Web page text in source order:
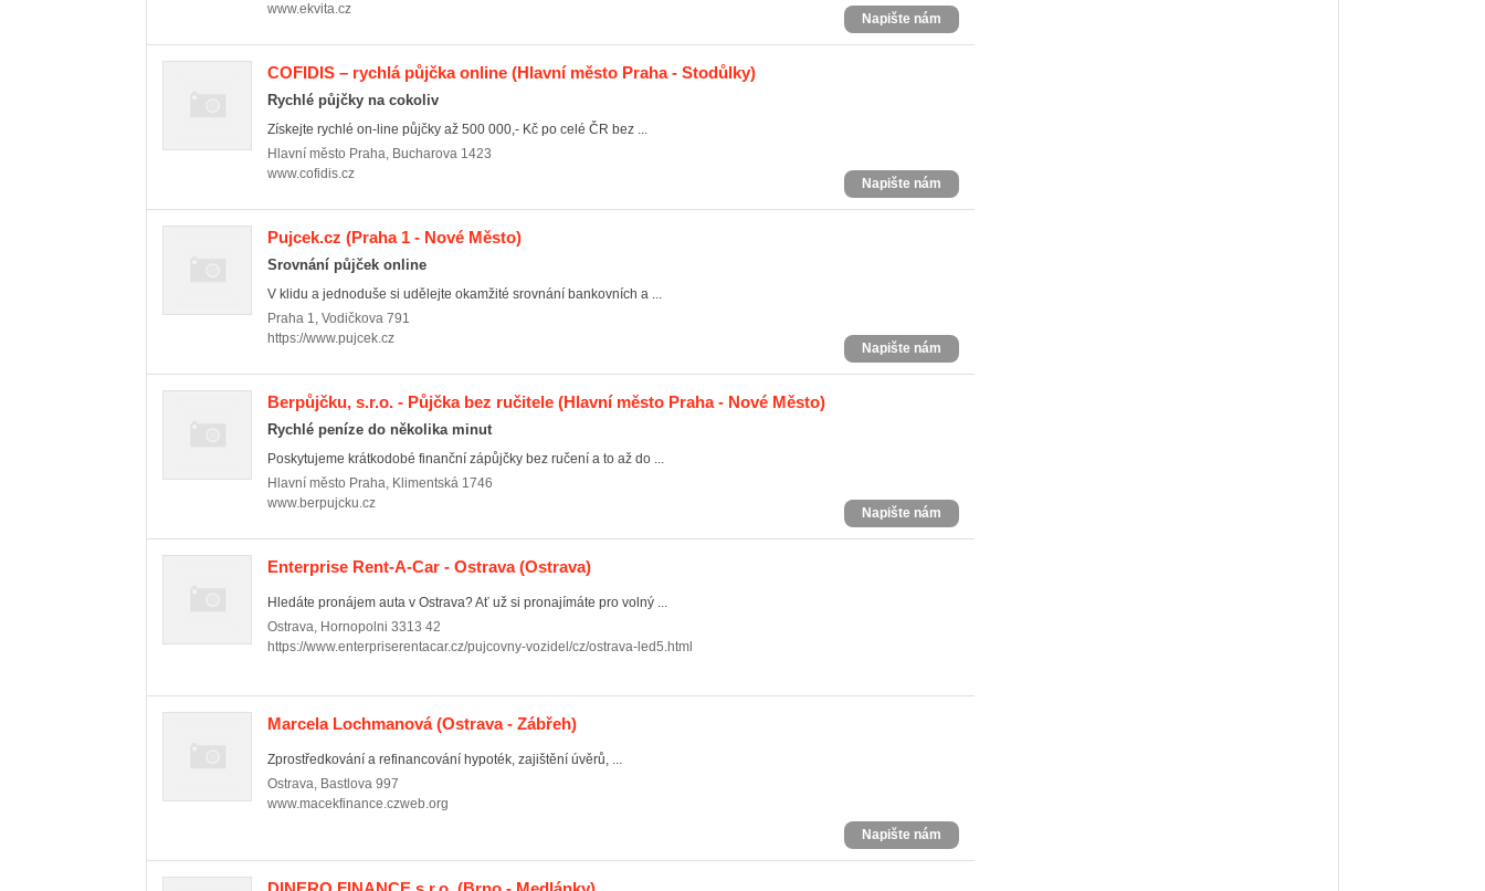
www.ekvita.cz
Napište nám
COFIDIS – rychlá půjčka online (Hlavní město Praha - Stodůlky)
Rychlé půjčky na cokoliv
Získejte rychlé on-line půjčky až 500 000,- Kč po celé ČR bez ...
Hlavní město Praha, Bucharova 1423
www.cofidis.cz
Napište nám
Pujcek.cz (Praha 1 - Nové Město)
Srovnání půjček online
V klidu a jednoduše si udělejte okamžité srovnání bankovních a ...
Praha 1, Vodičkova 791
https://www.pujcek.cz
Napište nám
Berpůjčku, s.r.o. - Půjčka bez ručitele (Hlavní město Praha - Nové Město)
Rychlé peníze do několika minut
Poskytujeme krátkodobé finanční zápůjčky bez ručení a to až do ...
Hlavní město Praha, Klimentská 1746
www.berpujcku.cz
Napište nám
Enterprise Rent-A-Car - Ostrava(Ostrava)
Hledáte pronájem auta v Ostrava? Ať už si pronajímáte pro volný ...
Ostrava, Hornopolni 3313 42
https://www.enterpriserentacar.cz/pujcovny-vozidel/cz/ostrava-led5.html
Marcela Lochmanová(Ostrava - Zábřeh)
Zprostředkování a refinancování hypoték, zajištění úvěrů, ...
Ostrava, Bastlova 997
www.macekfinance.czweb.org
Napište nám